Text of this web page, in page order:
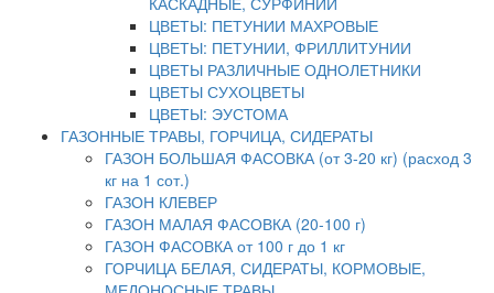
ЦВЕТЫ: ПЕТУНИИ МАХРОВЫЕ
ЦВЕТЫ: ПЕТУНИИ, ФРИЛЛИТУНИИ
ЦВЕТЫ РАЗЛИЧНЫЕ ОДНОЛЕТНИКИ
ЦВЕТЫ СУХОЦВЕТЫ
ЦВЕТЫ: ЭУСТОМА
ГАЗОННЫЕ ТРАВЫ, ГОРЧИЦА, СИДЕРАТЫ
ГАЗОН БОЛЬШАЯ ФАСОВКА (от 3-20 кг) (расход 3
кг на 1 сот.)
ГАЗОН КЛЕВЕР
ГАЗОН МАЛАЯ ФАСОВКА (20-100 г)
ГАЗОН ФАСОВКА от 100 г до 1 кг
ГОРЧИЦА БЕЛАЯ, СИДЕРАТЫ, КОРМОВЫЕ,